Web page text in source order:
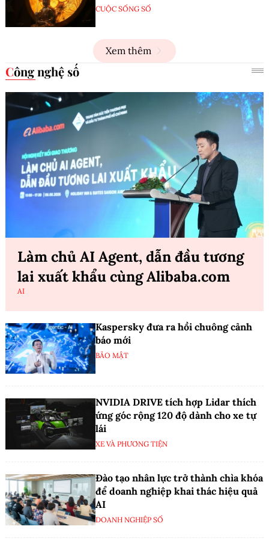
CUỘC SỐNG SỐ
Xem thêm
Công nghệ số
Làm chủ AI Agent, dẫn đầu tương
lai xuất khẩu cùng Alibaba.com
AI
Kaspersky đưa ra hồi chuông cảnh
báo mới
BẢO MẬT
NVIDIA DRIVE tích hợp Lidar thích
ứng góc rộng 120 độ dành cho xe tự
lái
XE VÀ PHƯƠNG TIỆN
Đào tạo nhân lực trở thành chìa khóa
để doanh nghiệp khai thác hiệu quả
AI
DOANH NGHIỆP SỐ